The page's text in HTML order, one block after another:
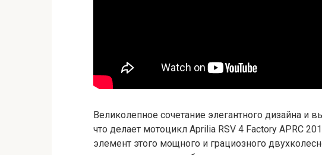
Великолепное сочетание элегантного дизайна и
что делает мотоцикл Aprilia RSV 4 Factory APRC
элемент этого мощного и грациозного